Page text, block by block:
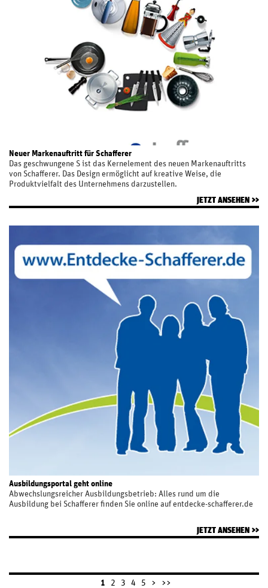
Neuer Markenauftritt für Schafferer
Das geschwungene S ist das Kernelement des neuen Markenauftritts
von Schafferer. Das Design ermöglicht auf kreative Weise, die
Produktvielfalt des Unternehmens darzustellen.
JETZT ANSEHEN
Ausbildungsportal geht online
Abwechslungsreicher Ausbildungsbetrieb: Alles rund um die
Ausbildung bei Schafferer finden Sie online auf entdecke-schafferer.de
JETZT ANSEHEN
1 2 3 4 5 > >>